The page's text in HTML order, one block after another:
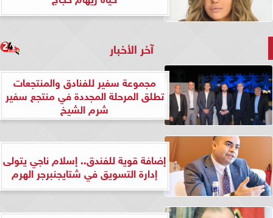
آخر الأخبار
مجموعة سفير للفنادق والمنتجعات
تطلق المرحلة المجددة في منتجع سفير
شرم الشيخ
إضافة قوية للفندق.. إسلام ناجي يتولى
إدارة التسويق في شتايجنبرجر الهرم